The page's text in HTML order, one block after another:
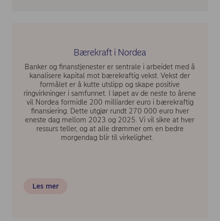
Bærekraft i Nordea
Banker og finanstjenester er sentrale i arbeidet med å
kanalisere kapital mot bærekraftig vekst. Vekst der
formålet er å kutte utslipp og skape positive
ringvirkninger i samfunnet. I løpet av de neste to årene
vil Nordea formidle 200 milliarder euro i bærekraftig
finansiering. Dette utgjør rundt 270 000 euro hver
eneste dag mellom 2023 og 2025. Vi vil sikre at hver
ressurs teller, og at alle drømmer om en bedre
morgendag blir til virkelighet.
Les mer